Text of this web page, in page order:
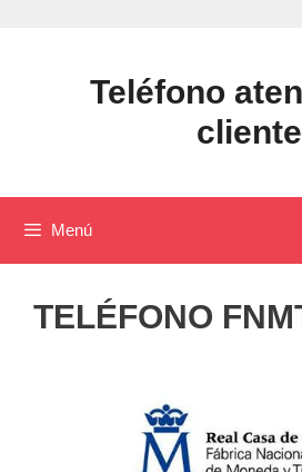
Teléfono
cliente
Menú
TELÉFONO